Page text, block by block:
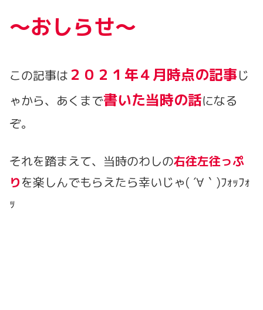
～おしらせ～
この記事は ２０２１年４月時点の記事じ
ゃから、あくまで書いた当時の話になる
ぞ。
それを踏まえて、当時のわしの右往左往っぷ
りを楽しんでもらえたら幸いじゃ( ´∀｀)ﾌｫｯﾌｫ
ｯ